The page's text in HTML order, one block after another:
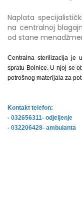
Naplata
na centralnoj
od stane
Centralna sterilizacija je
spratu Bolnice. U njoj se
potrošnog materijala za
Kontakt telefon:
- 032656311- odjeljenje
- 032206428- ambulanta